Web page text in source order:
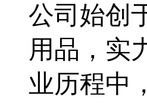
公司始创
用品，实
业历程中